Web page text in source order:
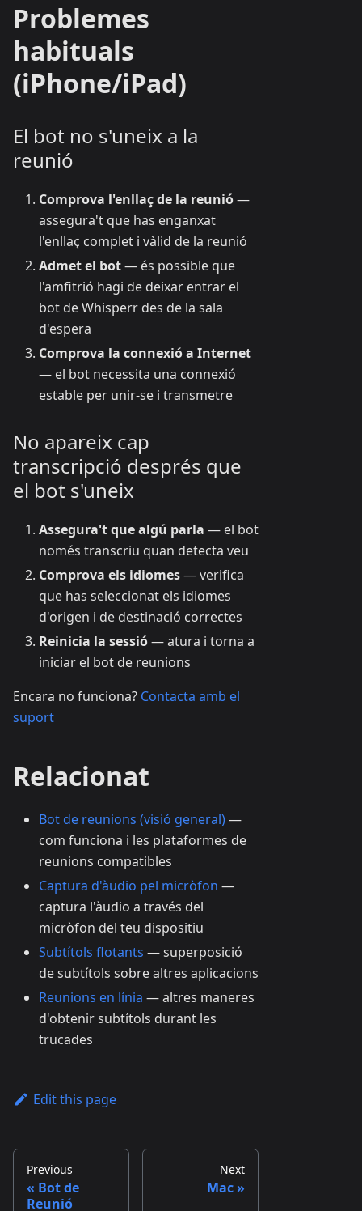
Problemes
habituals
(iPhone/iPad)
El bot no s'uneix a la
reunió
Comprova l'enllaç de la reunió—
assegura't que has enganxat
l'enllaç complet i vàlid de la reunió
Admet el bot— és possible que
l'amfitrió hagi de deixar entrar el
bot de Whisperr des de la sala
d'espera
Comprova la connexió a Internet
— el bot necessita una connexió
estable per unir-se i transmetre
No apareix cap
transcripció després que
el bot s'uneix
Assegura't que algú parla — el bot
només transcriu quan detecta veu
Comprova els idiomes— verifica
que has seleccionat els idiomes
d'origen i de destinació correctes
Reinicia la sessió— atura i torna a
iniciar el bot de reunions
Encara no funciona? Contacta amb el
suport
Relacionat
Bot de reunions (visió general)—
com funciona i les plataformes de
reunions compatibles
Captura d'àudio pel micròfon —
captura l'àudio a través del
micròfon del teu dispositiu
Subtítols flotants — superposició
de subtítols sobre altres aplicacions
Reunions en línia — altres maneres
d'obtenir subtítols durant les
trucades
Edit this page
Previous
Bot de
Reunió
Next
Mac